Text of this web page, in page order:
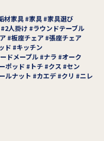
材家具 家具
家具選び
2人掛け
ラウンドテーブル
板座チェア 張座チェア
ド
キッチン
ドメープル ナラ
オーク
ポッド トチ クス
セン
ルナット カエデ クリ
ニレ